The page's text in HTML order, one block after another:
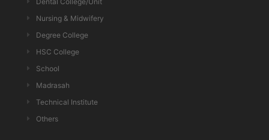
Nursing & Midwifery
Degree College
HSC College
School
Madrasah
Technical Institute
Others